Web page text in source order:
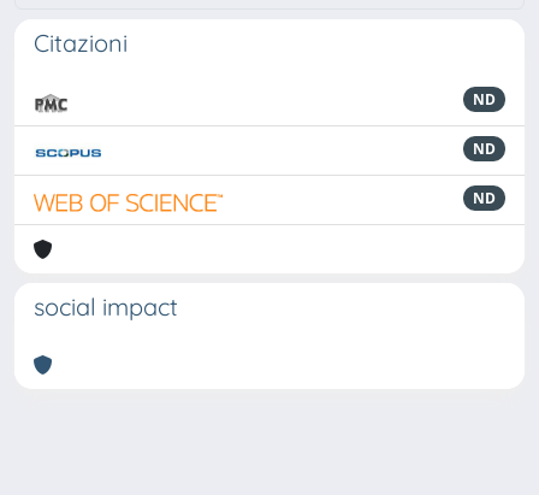
Citazioni
ND
ND
ND
social impact